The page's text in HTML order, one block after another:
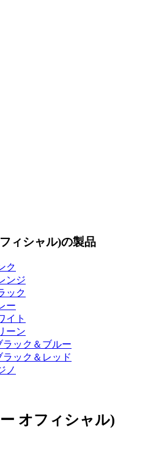
ィシャル)の製品
ク
ンジ
ック
ー
イト
ーン
ラック＆ブルー
ラック＆レッド
ノ
オフィシャル)